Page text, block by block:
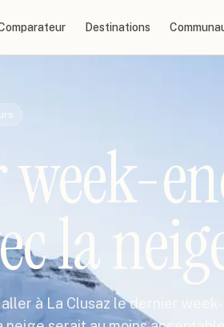
Destinations
la
à La Clusaz le dernier